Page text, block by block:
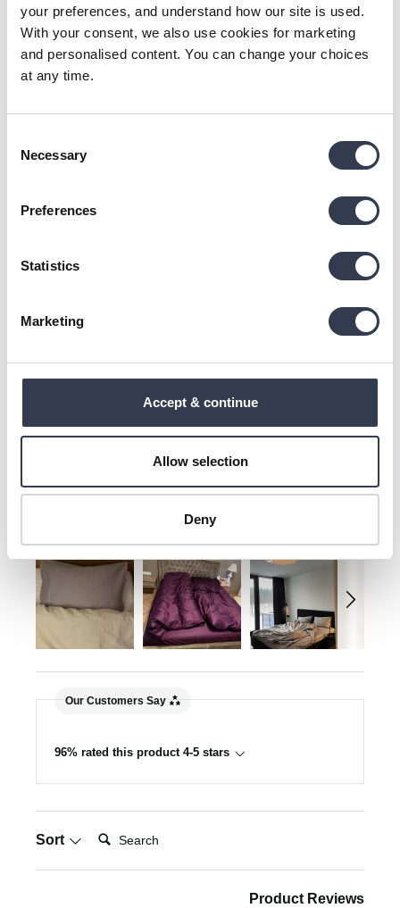
your preferences, and understand how our site is used.
With your consent, we also use cookies for marketing
and personalised content. You can change your choices
at any time.
Selection
Necessary
Preferences
Statistics
Marketing
Accept & continue
Allow selection
Deny
Our stories
#bedroommood
4.82
Our Customers Say
96% rated this product 4-5 stars
Sort
Search:
Product Reviews